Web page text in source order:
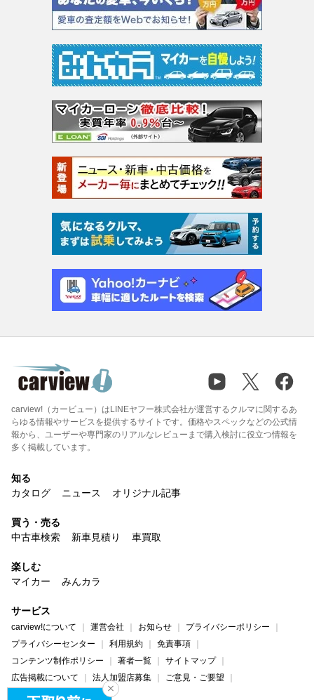
carview!（カービュー）はLINEヤフー株式会社が運営するクルマに関するあ
らゆる情報やサービスを提供するサイトです。価格やスペックなどの公式情
報から、ユーザーや専門家のリアルなレビューまで購入検討に役立つ情報を
多く掲載しています。
知る
カタログ
ニュース オリジナル記事
買う・売る
中古車検索
新車見積り 車買取
楽しむ
マイカー
みんカラ
サービス
carview!について 運営会社 お知らせ
プライバシーポリシー
プライバシーセンター
利用規約
免責事項
コンテンツ制作ポリシー
著者一覧
サイトマップ
広告掲載について
法人加盟店募集
ご意見・ご要望
ヘルプ・お問い合わせ